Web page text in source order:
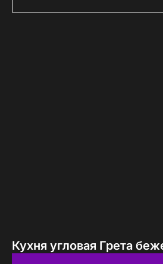
Кухня угловая Грета